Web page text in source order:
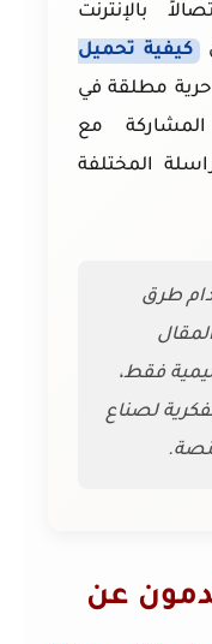
بالإنترنت
كيفية تحميل
مطلقة في
المشاركة مع
المختلفة
طرق
فقط،
لصناع
عن